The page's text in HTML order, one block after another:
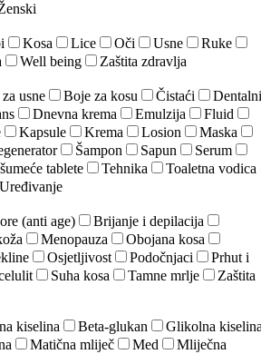
Kosa Lice Oči Usne
Ruke
Well being
Zaštita zdravlja
usne Boje za kosu Čistaći
Dentalni
Dnevna krema Emulzija
Fluid
Kapsule Krema Losion
Maska
Šampon Sapun
Serum
šumeće tablete Tehnika
Toaletna vodica
Uređivanje
(anti age)
Brijanje i depilacija
Menopauza
Obojana kosa
Osjetljivost Podočnjaci
Prhut i
Suha kosa Tamne mrlje
Zaštita
kiselina Beta-glukan
Glikolna
Matična mliječ Med
Mliječna